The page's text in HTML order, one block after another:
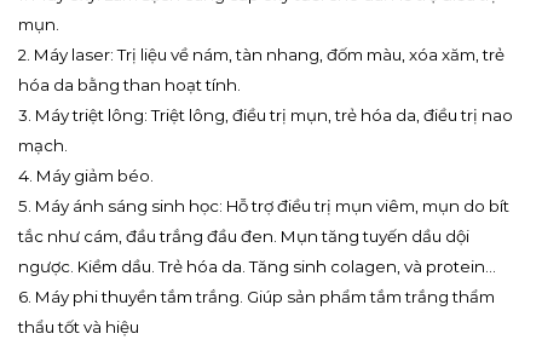
mụn.
2. Máy laser: Trị liệu về nám, tàn nhang, đốm màu, xóa xăm, trẻ
hóa da bằng than hoạt tính.
3. Máy triệt lông: Triệt lông, điều trị mụn, trẻ hóa da, điều trị nao
mạch.
4. Máy giảm béo.
5. Máy ánh sáng sinh học: Hỗ trợ điều trị mụn viêm, mụn do bít
tắc như cám, đầu trắng đầu đen. Mụn tăng tuyến dầu dội
ngược. Kiềm dầu. Trẻ hóa da. Tăng sinh colagen, và protein…
6. Máy phi thuyền tắm trắng. Giúp sản phẩm tắm trắng thẩm
thẩu tốt và hiệu